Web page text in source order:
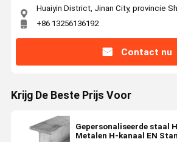
Huaiyin District, Jinan City, provincie
+86 13256136192
Contact nu
Krijg De Beste Prijs Voor
Gepersonaliseerde staal
Metalen H-kanaal EN